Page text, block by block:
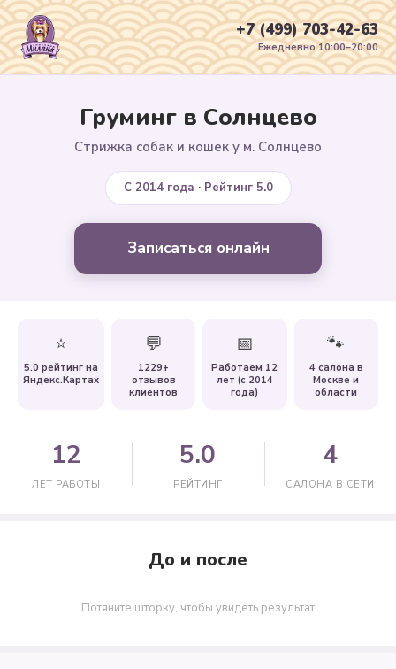
+7 (499) 703-42-63
Ежедневно 10:00–20:00
Груминг в Солнцево
Стрижка собак и кошек у м. Солнцево
С 2014 года · Рейтинг 5.0
Записаться онлайн
⭐
5.0 рейтинг на
Яндекс.Картах
💬
1229+
отзывов
клиентов
📅
Работаем 12
лет (с 2014
года)
🐾
4 салона в
Москве и
области
12
ЛЕТ РАБОТЫ
5.0
РЕЙТИНГ
4
САЛОНА В СЕТИ
До и после
Потяните шторку, чтобы увидеть результат